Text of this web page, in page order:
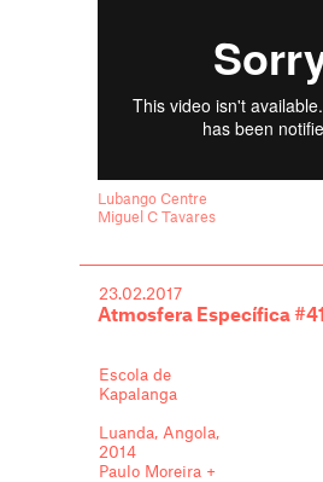
Lubango Centre
Miguel C Tavares
23.02.2017
Atmosfera Específica #41
Escola de
Kapalanga
Luanda, Angola,
2014
Paulo Moreira +